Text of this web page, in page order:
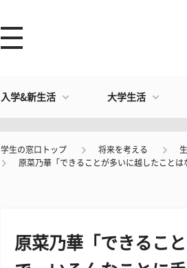
入学&新生活 大学生活
学生の窓口トップ 将来を考える
原菜乃華「できることが多いに越したこと
原菜乃華「できるこ